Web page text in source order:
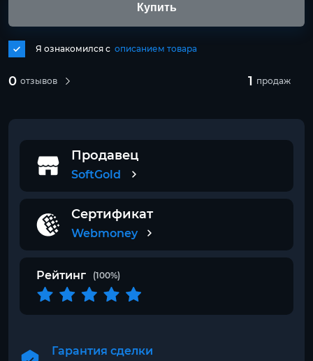
0 отзывов 1 продаж
Я ознакомился с описанием товара
Купить
Продавец
SoftGold
Сертификат
Webmoney
Рейтинг (100%)
Гарантия сделки